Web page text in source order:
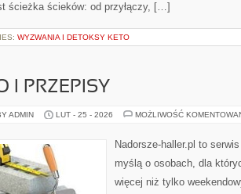
ścieżka ścieków: od przyłączy, […]
WYZWANIA I DETOKSY KETO
I PRZEPISY
ADMIN LUT - 25 - 2026 MOŻLIWOŚĆ
Nadorsze-haller.pl to
myślą o osobach, dla
więcej niż tylko